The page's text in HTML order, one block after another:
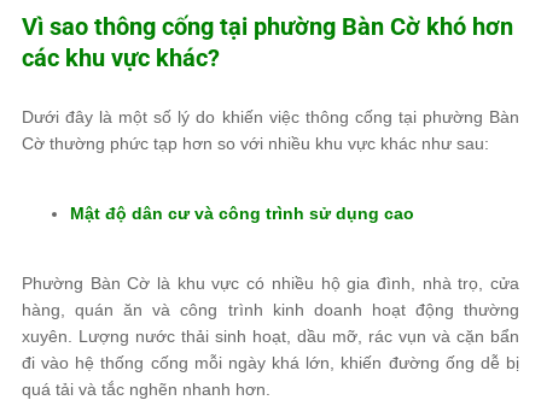
Vì sao thông cống tại phường Bàn Cờ khó hơn
các khu vực khác?
Dưới đây là một số lý do khiến việc thông cống tại phường Bàn
Cờ thường phức tạp hơn so với nhiều khu vực khác như sau:
Mật độ dân cư và công trình sử dụng cao
Phường Bàn Cờ là khu vực có nhiều hộ gia đình, nhà trọ, cửa
hàng, quán ăn và công trình kinh doanh hoạt động thường
xuyên. Lượng nước thải sinh hoạt, dầu mỡ, rác vụn và cặn bẩn
đi vào hệ thống cống mỗi ngày khá lớn, khiến đường ống dễ bị
quá tải và tắc nghẽn nhanh hơn.